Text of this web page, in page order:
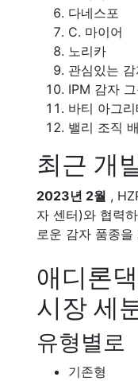
다네스포
C. 마이어
노리카
관심있는
IPM 감자
바티 아그리
밸리 조직
최근 개
2023년 2월 ,
자 센터)와 협력
로운 감자 품종
애디론
시장 세
유형별로
기존형